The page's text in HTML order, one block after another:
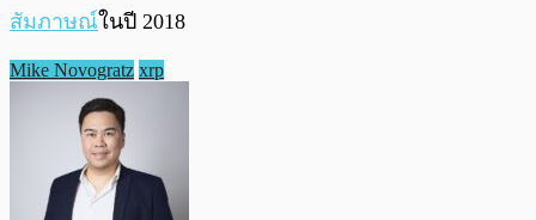
สัมภาษณ์ในปี 2018
Mike Novogratz xrp